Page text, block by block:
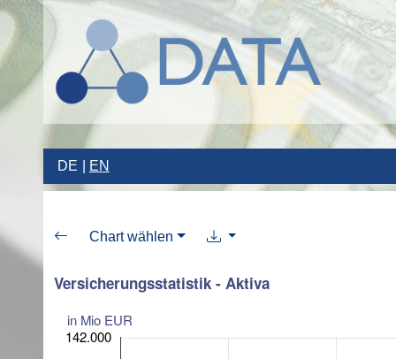
DE EN
Chart wählen
Versicherungsstatistik - Aktiva
in Mio EUR
142.000